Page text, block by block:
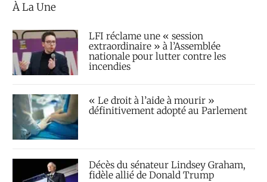
À La Une
LFI réclame une « session
extraordinaire » à l’Assemblée
nationale pour lutter contre les
incendies
« Le droit à l’aide à mourir »
définitivement adopté au Parlement
Décès du sénateur Lindsey Graham,
fidèle allié de Donald Trump